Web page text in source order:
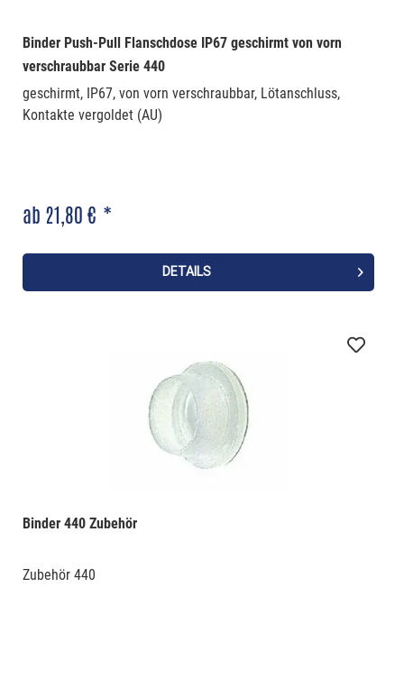
Binder Push-Pull Flanschdose IP67 geschirmt von vorn
verschraubbar Serie 440
geschirmt, IP67, von vorn verschraubbar, Lötanschluss,
Kontakte vergoldet (AU)
ab 21,80 € *
DETAILS
Binder 440 Zubehör
Zubehör 440